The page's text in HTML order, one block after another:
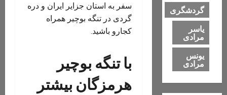
سفر به استان جزایر ایران و دره
گردی در تنگه بوچیر همراه
کجارو باشید.
با تنگه بوچیر
هرمزگان بیشتر
گردشگری
یاسر
مرادی
یونس
مرادی